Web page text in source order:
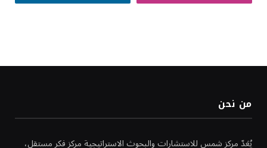
من نحن
يُعَدّ مركز شمس للاستشارات والبحوث الاستراتيجية مركز فكر مستقل،